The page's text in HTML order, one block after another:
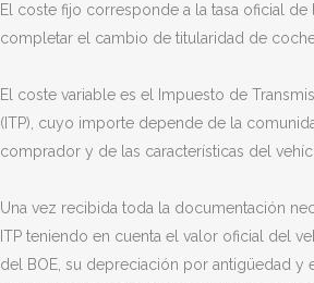
El coste fijo corresponde a la tasa oficial de
completar el cambio de titularidad de
El coste variable es el Impuesto de
(ITP), cuyo importe depende de la
comprador y de las características del
Una vez recibida toda la documentación
ITP teniendo en cuenta el valor oficial del
del BOE, su depreciación por antigüedad y